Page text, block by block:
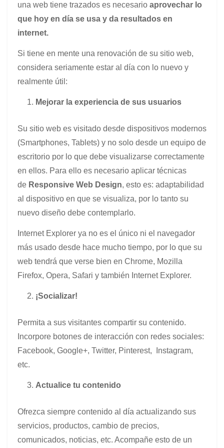
una web tiene trazados es necesario aprovechar lo
que hoy en día se usa y da resultados en
internet.
Si tiene en mente una renovación de su sitio web,
considera seriamente estar al día con lo nuevo y
realmente útil:
Mejorar la experiencia de sus usuarios
Su sitio web es visitado desde dispositivos modernos
(Smartphones, Tablets) y no solo desde un equipo de
escritorio por lo que debe visualizarse correctamente
en ellos. Para ello es necesario aplicar técnicas
de Responsive Web Design, esto es: adaptabilidad
al dispositivo en que se visualiza, por lo tanto su
nuevo diseño debe contemplarlo.
Internet Explorer ya no es el único ni el navegador
más usado desde hace mucho tiempo, por lo que su
web tendrá que verse bien en Chrome, Mozilla
Firefox, Opera, Safari y también Internet Explorer.
¡Socializar!
Permita a sus visitantes compartir su contenido.
Incorpore botones de interacción con redes sociales:
Facebook, Google+, Twitter, Pinterest, Instagram,
etc.
Actualice tu contenido
Ofrezca siempre contenido al día actualizando sus
servicios, productos, cambio de precios,
comunicados, noticias, etc. Acompañe esto de un